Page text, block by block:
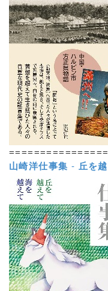
山崎洋仕事集 - 丘を